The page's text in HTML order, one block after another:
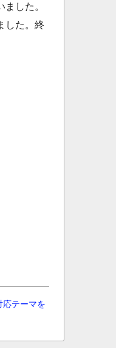
した。
した。終
応テーマを